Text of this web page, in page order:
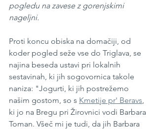
pogledu na zavese z gorenjskimi
nageljni.
Proti koncu obiska na domačiji, od
koder pogled seže vse do Triglava, se
najina beseda ustavi pri lokalnih
sestavinah, ki jih sogovornica takole
naniza: "Jogurti, ki jih postrežemo
našim gostom, so s Kmetije pr' Beravs
ki jo na Bregu pri Žirovnici vodi Barbara
Toman. Všeč mi je tudi, da jih Barbara